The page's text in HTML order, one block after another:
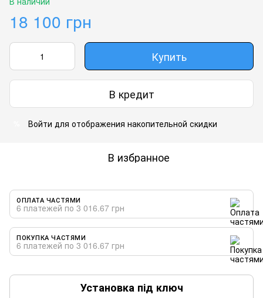
18 100 грн
Купить
В кредит
Войти для отображения накопительной скидки
В избранное
ОПЛАТА ЧАСТЯМИ
6 платежей по 3 016.67 грн
ПОКУПКА ЧАСТЯМИ
6 платежей по 3 016.67 грн
Установка під ключ